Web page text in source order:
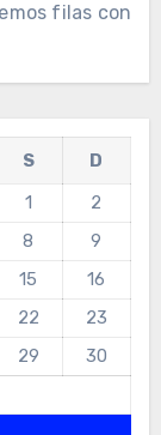
filas con
S
D
1
2
8
9
15
16
22
23
29
30